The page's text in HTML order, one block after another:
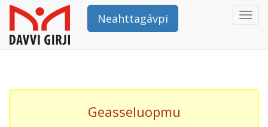
Neahttagávpi
Geasseluopmu